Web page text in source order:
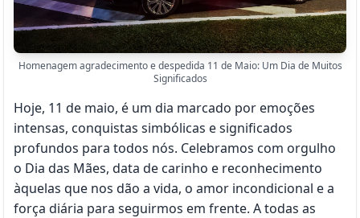
Homenagem agradecimento e despedida 11 de Maio: Um Dia de Muitos
Significados
Hoje, 11 de maio, é um dia marcado por emoções
intensas, conquistas simbólicas e significados
profundos para todos nós. Celebramos com orgulho
o Dia das Mães, data de carinho e reconhecimento
àquelas que nos dão a vida, o amor incondicional e a
força diária para seguirmos em frente. A todas as